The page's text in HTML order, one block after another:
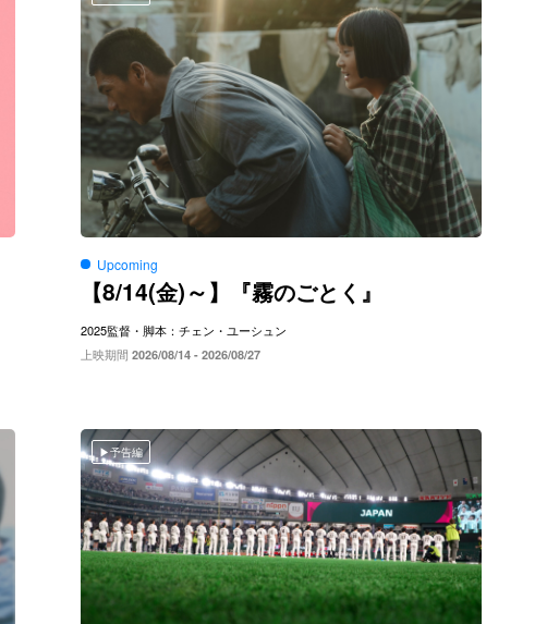
Upcoming
【8/14(金)～】『霧のごとく』
2025監督・脚本：チェン・ユーシュン
上映期間 2026/08/14 - 2026/08/27
予告編